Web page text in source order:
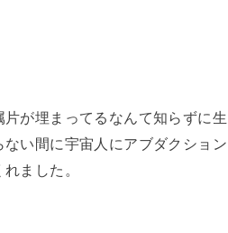
が埋まってるなんて知らずに生
い間に宇宙人にアブダクション
ました。